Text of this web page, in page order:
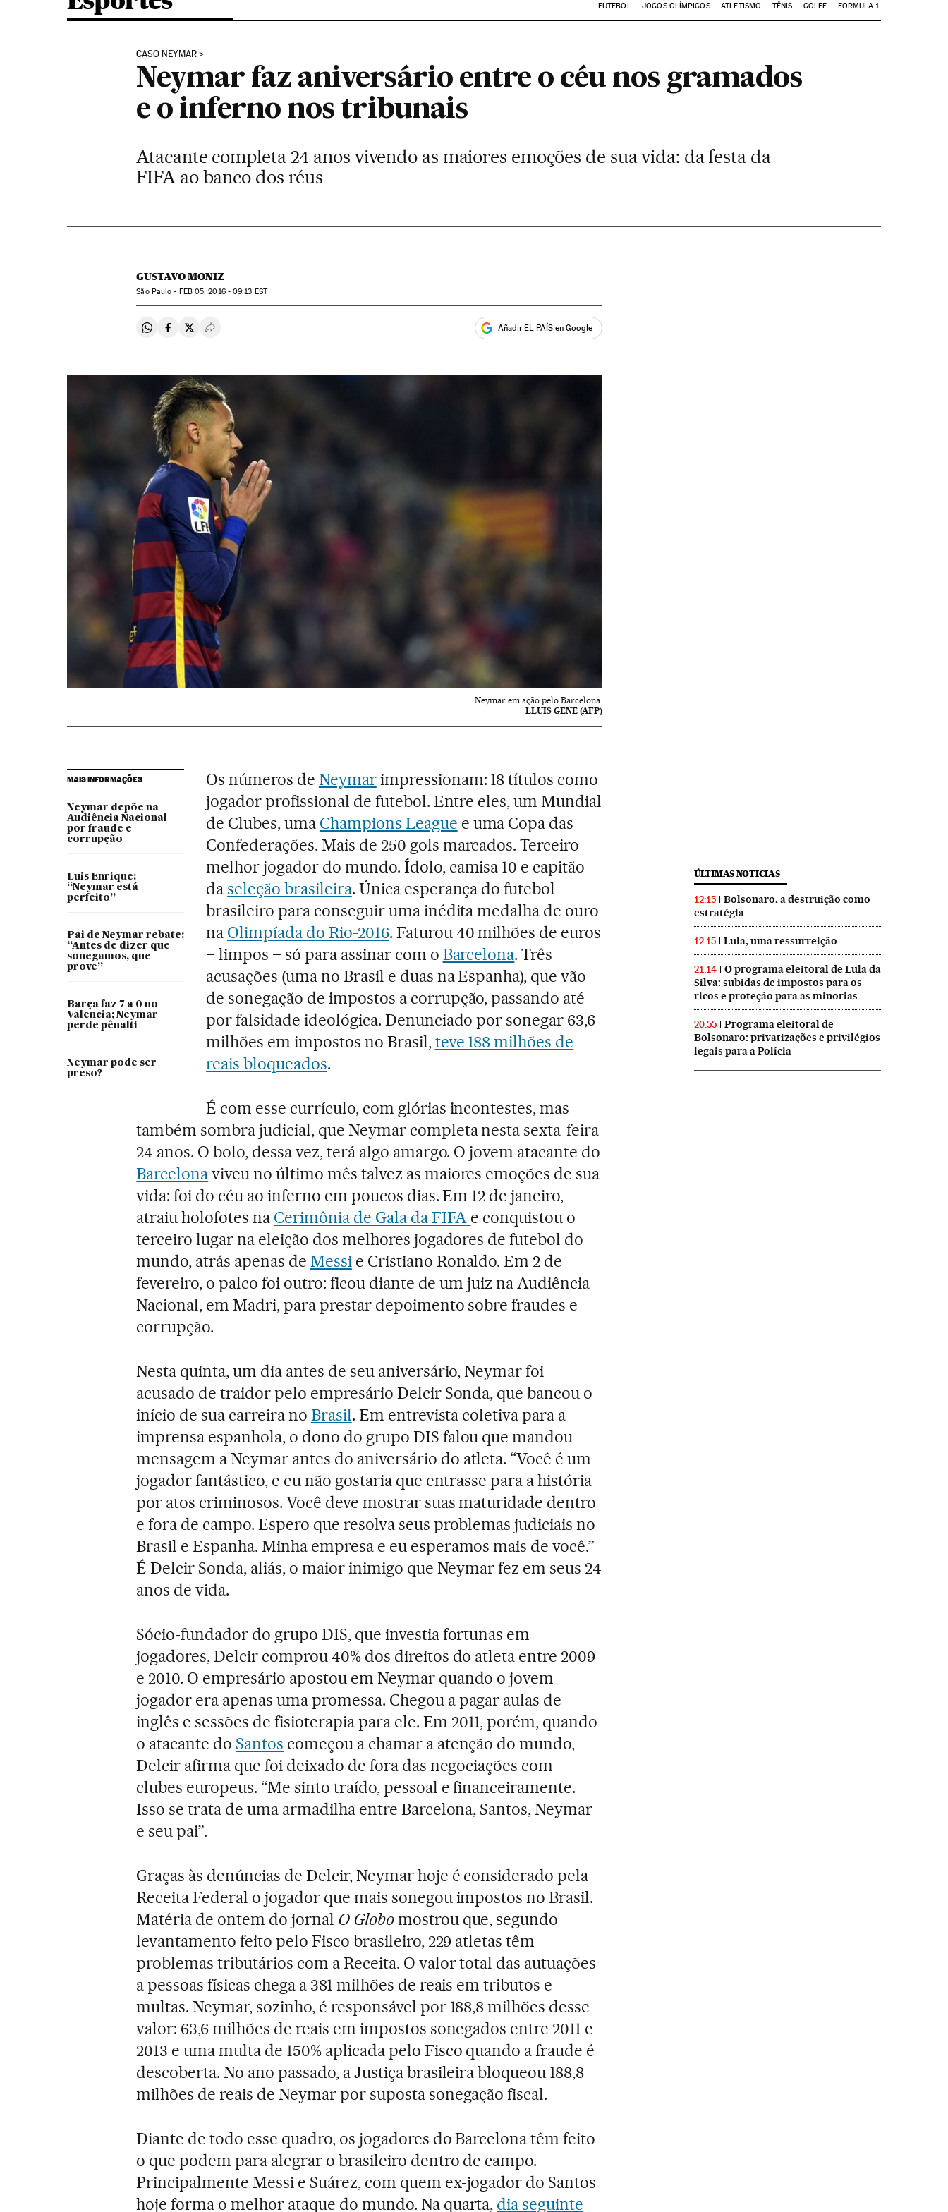
FUTEBOL JOGOS OLÍMPICOS ATLETISMO TÊNIS GOLFE FORMULA 1
CASO NEYMAR
Neymar faz aniversário entre o céu nos gramados
e o inferno nos tribunais
Atacante completa 24 anos vivendo as maiores emoções de sua vida: da festa da
FIFA ao banco dos réus
GUSTAVO MONIZ
São Paulo - FEB05, 2016 - 09:13 EST
Compartir en Whatsapp
Compartir en Facebook
Compartir en Twitter
Desplegar Redes Sociales Añadir EL PAÍS en Google
Neymar em ação pelo Barcelona.
LLUIS GENE (AFP)
MAIS INFORMAÇÕES
Neymar depõe na
Audiência Nacional
por fraude e
corrupção
Luis Enrique:
“Neymar está
perfeito”
Pai de Neymar rebate:
“Antes de dizer que
sonegamos, que
prove”
Barça faz 7 a 0 no
Valencia; Neymar
perde pênalti
Neymar pode ser
preso?
Os números de Neymarimpressionam: 18 títulos como
jogador profissional de futebol. Entre eles, um Mundial
de Clubes, uma Champions League e uma Copa das
Confederações. Mais de 250 gols marcados. Terceiro
melhor jogador do mundo. Ídolo, camisa 10 e capitão
daseleção brasileira. Única esperança do futebol
brasileiro para conseguir uma inédita medalha de ouro
na Olimpíada do Rio-2016. Faturou 40 milhões de euros
– limpos – só para assinar com o Barcelona. Três
acusações (uma no Brasil e duas na Espanha), que vão
de sonegação de impostos a corrupção, passando até
por falsidade ideológica. Denunciado por sonegar 63,6
milhões em impostos no Brasil,teve 188 milhões de
reais bloqueados.
É com esse currículo, com glórias incontestes, mas
também sombra judicial, que Neymar completa nesta sexta-feira
24 anos. O bolo, dessa vez, terá algo amargo. O jovem atacante do
Barcelonaviveu no último mês talvez as maiores emoções de sua
vida: foi do céu ao inferno em poucos dias. Em 12 de janeiro,
atraiu holofotes na Cerimônia de Gala da FIFA e conquistou o
terceiro lugar na eleição dos melhores jogadores de futebol do
mundo, atrás apenas de Messie Cristiano Ronaldo. Em 2 de
fevereiro, o palco foi outro: ficou diante de um juiz na Audiência
Nacional, em Madri, para prestar depoimento sobre fraudes e
corrupção.
Nesta quinta, um dia antes de seu aniversário, Neymar foi
acusado de traidor pelo empresário Delcir Sonda, que bancou o
início de sua carreira no Brasil. Em entrevista coletiva para a
imprensa espanhola, o dono do grupo DIS falou que mandou
mensagem a Neymar antes do aniversário do atleta. “Você é um
jogador fantástico, e eu não gostaria que entrasse para a história
por atos criminosos. Você deve mostrar suas maturidade dentro
e fora de campo. Espero que resolva seus problemas judiciais no
Brasil e Espanha. Minha empresa e eu esperamos mais de você.”
É Delcir Sonda, aliás, o maior inimigo que Neymar fez em seus 24
anos de vida.
Sócio-fundador do grupo DIS, que investia fortunas em
jogadores, Delcir comprou 40% dos direitos do atleta entre 2009
e 2010. O empresário apostou em Neymar quando o jovem
jogador era apenas uma promessa. Chegou a pagar aulas de
inglês e sessões de fisioterapia para ele. Em 2011, porém, quando
o atacante do Santos começou a chamar a atenção do mundo,
Delcir afirma que foi deixado de fora das negociações com
clubes europeus. “Me sinto traído, pessoal e financeiramente.
Isso se trata de uma armadilha entre Barcelona, Santos, Neymar
e seu pai”.
Graças às denúncias de Delcir, Neymar hoje é considerado pela
Receita Federal o jogador que mais sonegou impostos no Brasil.
Matéria de ontem do jornal O Globomostrou que, segundo
levantamento feito pelo Fisco brasileiro, 229 atletas têm
problemas tributários com a Receita. O valor total das autuações
a pessoas físicas chega a 381 milhões de reais em tributos e
multas. Neymar, sozinho, é responsável por 188,8 milhões desse
valor: 63,6 milhões de reais em impostos sonegados entre 2011 e
2013 e uma multa de 150% aplicada pelo Fisco quando a fraude é
descoberta. No ano passado, a Justiça brasileira bloqueou 188,8
milhões de reais de Neymar por suposta sonegação fiscal.
Diante de todo esse quadro, os jogadores do Barcelona têm feito
o que podem para alegrar o brasileiro dentro de campo.
Principalmente Messi e Suárez, com quem ex-jogador do Santos
hoje forma o melhor ataque do mundo. Na quarta, dia seguinte
ÚLTIMAS NOTICIAS
12:15
Bolsonaro, a destruição como
estratégia
12:15 Lula, uma ressurreição
21:14
O programa eleitoral de Lula da
Silva: subidas de impostos para os
ricos e proteção para as minorias
20:55
Programa eleitoral de
Bolsonaro: privatizações e privilégios
legais para a Polícia